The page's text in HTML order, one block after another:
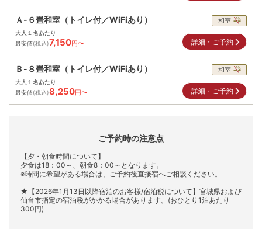
Ａ-６畳和室（トイレ付／WiFiあり） 和室
詳細・ご予約
大人１名あたり
最安値(税込)7,150円〜
Ｂ-８畳和室（トイレ付／WiFiあり） 和室
詳細・ご予約
大人１名あたり
最安値(税込)8,250円〜
ご予約時の注意点
【夕・朝食時間について】
夕食は18：00～、朝食8：00～となります。
※時間に希望がある場合は、ご予約後直接宿へご相談ください。
★【2026年1月13日以降宿泊のお客様/宿泊税について】宮城県および
仙台市指定の宿泊税がかかる場合があります。(おひとり1泊あたり
300円)